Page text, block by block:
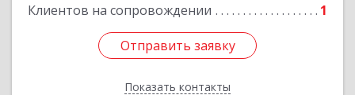
Клиентов на сопровождении 1
Отправить заявку
Показать контакты
Подробнее
Отправить заявку
Назад